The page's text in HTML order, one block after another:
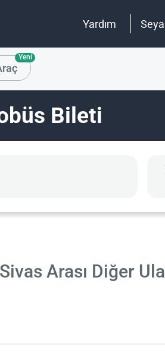
Yardım
Yeni
Bileti
Arası Diğer